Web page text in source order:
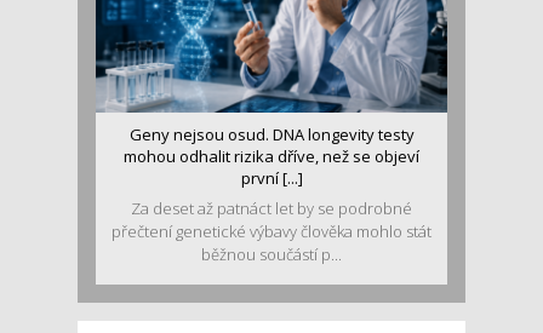
Geny nejsou osud. DNA longevity testy
mohou odhalit rizika dříve, než se objeví
první [...]
Za deset až patnáct let by se podrobné
přečtení genetické výbavy člověka mohlo stát
běžnou součástí p...